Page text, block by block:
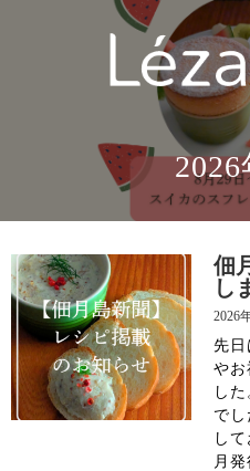
佃
し
2026
先日
やお
し
で
し
月